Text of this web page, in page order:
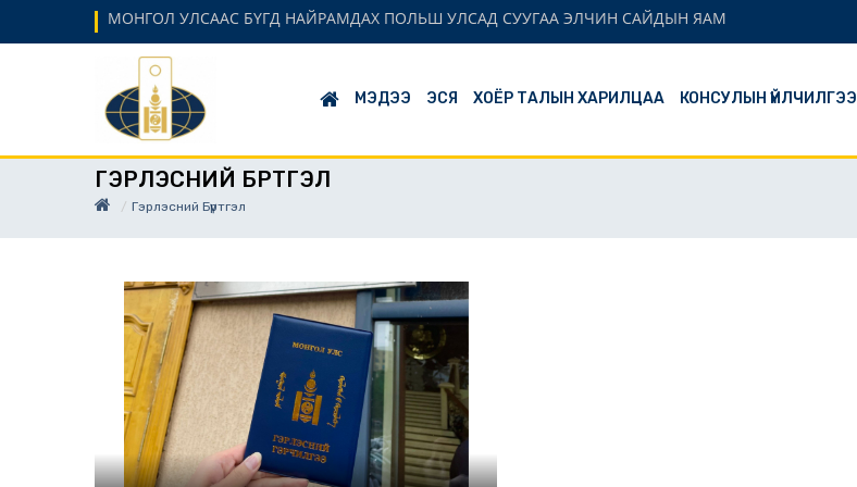
МОНГОЛ УЛСААС БҮГД НАЙРАМДАХ ПОЛЬШ УЛСАД СУУГАА ЭЛЧИН САЙДЫН ЯАМ
МЭДЭЭ ЭСЯ ХОЁР ТАЛЫН ХАРИЛЦАА КОНСУЛЫН ҮЙЛЧИЛГЭЭ
ГЭРЛЭСНИЙ БҮРТГЭЛ
Гэрлэсний Бүртгэл